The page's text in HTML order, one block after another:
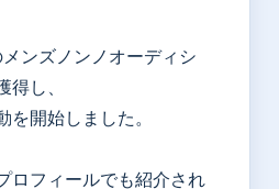
ンズノンノオーディシ
得し、
開始しました。
ロフィールでも紹介され